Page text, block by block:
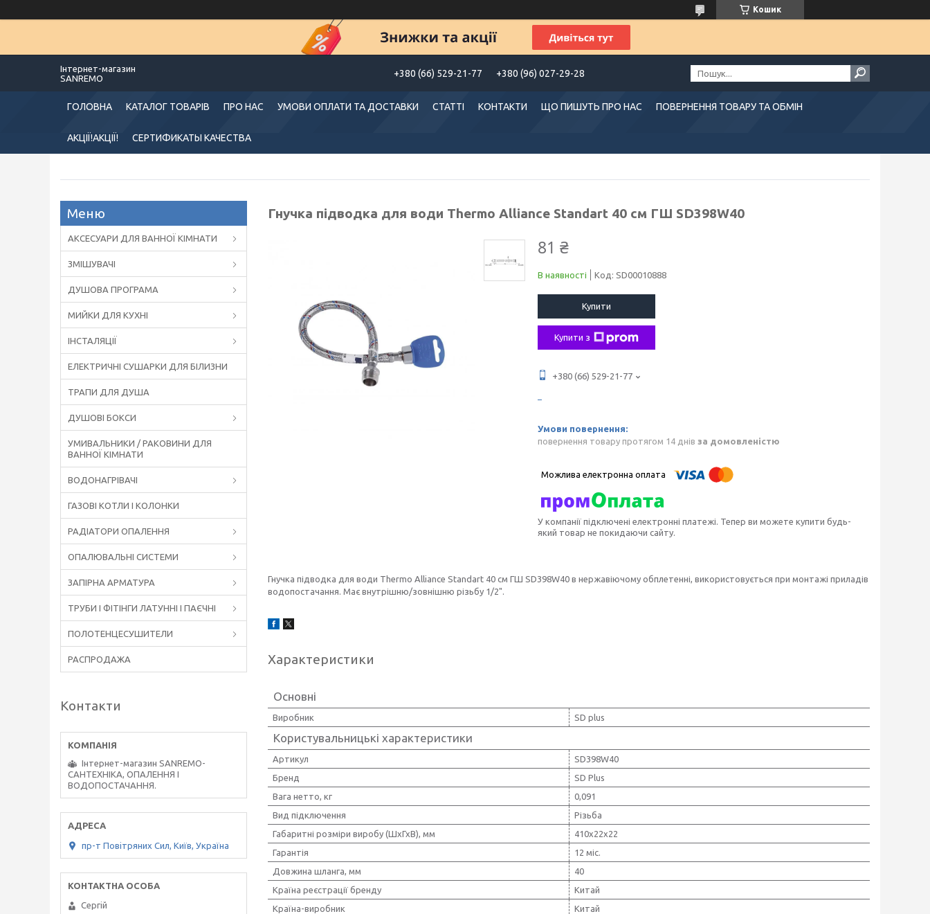
Кошик
Інтернет-магазин
SANREMO
+380 (66) 529-21-77 +380 (96) 027-29-28
ГОЛОВНА КАТАЛОГ ТОВАРІВ ПРО НАС УМОВИ ОПЛАТИ ТА ДОСТАВКИ СТАТТІ КОНТАКТИ ЩО ПИШУТЬ ПРО НАС ПОВЕРНЕННЯ ТОВАРУ ТА ОБМІН
АКЦІЇ!АКЦІЇ! СЕРТИФИКАТЫ КАЧЕСТВА
Гнучка підводка для води Thermo Alliance Standart 40 см ГШ SD398W40
81 ₴
В наявності Код: SD00010888
Купити
Купити з
+380 (66) 529-21-77
повернення товару протягом 14 днів за домовленістю
У компанії підключені електронні платежі. Тепер ви можете купити будь-
який товар не покидаючи сайту.
Гнучка підводка для води Thermo Alliance Standart 40 см ГШ SD398W40 в нержавіючому обплетенні, використовується при монтажі приладів
водопостачання. Має внутрішню/зовнішню різьбу 1/2".
Характеристики
Основні
Виробник SD plus
Користувальницькі характеристики
Артикул
SD398W40
Бренд
SD Plus
Вага нетто, кг
0,091
Вид підключення
Різьба
Габаритні розміри виробу (ШхГхВ), мм
410х22х22
Гарантія
12 міс.
Довжина шланга, мм
40
Країна реєстрації бренду
Китай
Країна-виробник
Китай
АКСЕСУАРИ ДЛЯ ВАННОЇ КІМНАТИ
ЗМІШУВАЧІ
ДУШОВА ПРОГРАМА
МИЙКИ ДЛЯ КУХНІ
ІНСТАЛЯЦІЇ
ЕЛЕКТРИЧНІ СУШАРКИ ДЛЯ БІЛИЗНИ
ТРАПИ ДЛЯ ДУША
ДУШОВІ БОКСИ
УМИВАЛЬНИКИ / РАКОВИНИ ДЛЯ
ВАННОЇ КІМНАТИ
ВОДОНАГРІВАЧІ
ГАЗОВІ КОТЛИ І КОЛОНКИ
РАДІАТОРИ ОПАЛЕННЯ
ОПАЛЮВАЛЬНІ СИСТЕМИ
ЗАПІРНА АРМАТУРА
ТРУБИ І ФІТІНГИ ЛАТУННІ І ПАЄЧНІ
ПОЛОТЕНЦЕСУШИТЕЛИ
РАСПРОДАЖА
Контакти
Інтернет-магазин SANREMO-
САНТЕХНІКА, ОПАЛЕННЯ І
ВОДОПОСТАЧАННЯ.
пр-т Повiтряних Сил, Київ, Україна
Сергiй